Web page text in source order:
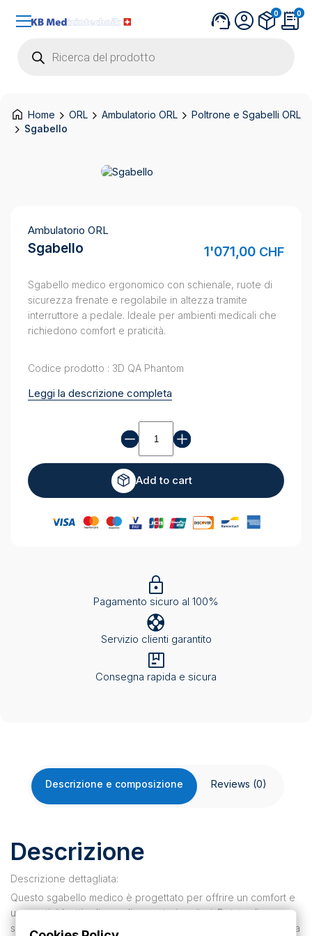
search
0 0
Home ORL Ambulatorio ORL
Poltrone e Sgabelli ORL
Sgabello
Ambulatorio ORL
Sgabello 1'071,00 CHF
Sgabello medico ergonomico con schienale, ruote di
sicurezza frenate e regolabile in altezza tramite
interruttore a pedale. Ideale per ambienti medicali che
richiedono comfort e praticità.
Codice prodotto : 3D QA Phantom
Leggi la descrizione completa
Sgabello
quantity
Add to cart
Pagamento sicuro al 100%
Servizio clienti garantito
Consegna rapida e sicura
Descrizione e composizione Reviews (0)
Descrizione
Descrizione dettagliata:
Questo sgabello medico è progettato per offrire un comfort e
una praticità ottimali per gli operatori sanitari. Dotato di
schienale imbottito e ruote di sicurezza frenate, garantisce una